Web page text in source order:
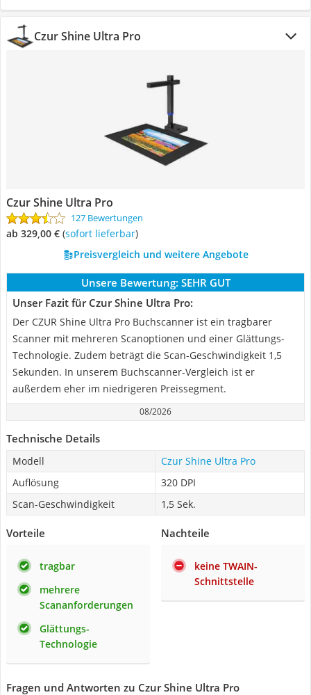
Czur Shine Ultra Pro
Czur Shine Ultra Pro
127 Bewertungen
ab 329,00 € ( Sofort lieferbar)
Preisvergleich und weitere Angebote
Unsere Bewertung: SEHR GUT
Unser Fazit für Czur Shine Ultra Pro:
Der CZUR Shine Ultra Pro Buchscanner ist ein tragbarer
Scanner mit mehreren Scanoptionen und einer Glättungs-
Technologie. Zudem beträgt die Scan-Geschwindigkeit 1,5
Sekunden. In unserem Buchscanner-Vergleich ist er
außerdem eher im niedrigeren Preissegment.
08/2026
Technische Details
Modell
Czur Shine Ultra Pro
Auflösung
320 DPI
Scan-Geschwindigkeit
1,5 Sek.
Vorteile
tragbar
mehrere
Scananforderungen
Glättungs-
Technologie
Nachteile
keine TWAIN-
Schnittstelle
Fragen und Antworten zu Czur Shine Ultra Pro